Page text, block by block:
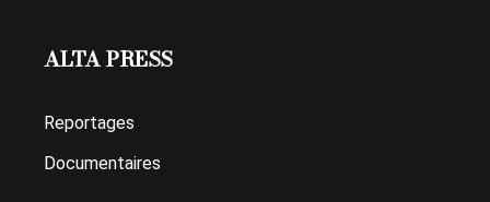
ALTA PRESS
Reportages
Documentaires